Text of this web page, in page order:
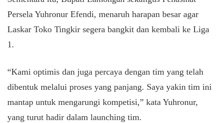
Persela Yuhronur Efendi, menaruh harapan besar agar
Laskar Toko Tingkir segera bangkit dan kembali ke Liga
1.
“Kami optimis dan juga percaya dengan tim yang telah
dibentuk melalui proses yang panjang. Saya yakin tim ini
mantap untuk mengarungi kompetisi,” kata Yuhronur,
yang turut hadir dalam launching tim.